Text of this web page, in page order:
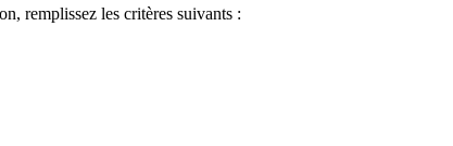
remplissez les critères suivants :